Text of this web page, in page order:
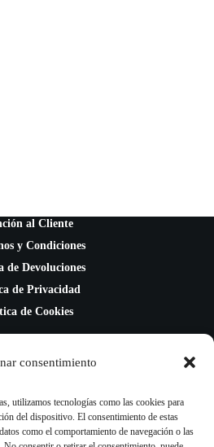
consentimiento
utilizamos tecnologías como las cookies para
del dispositivo. El consentimiento de estas
como el comportamiento de navegación o las
al Cliente
y Condiciones
de Devoluciones
de Privacidad
de Cookies
negocio con nuevas reseñas de
y Trustpilot!